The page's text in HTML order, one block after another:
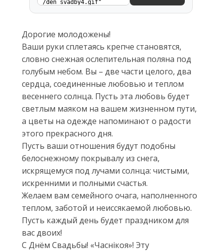
Дорогие молодожены!
Ваши руки сплетаясь крепче становятся,
словно снежная ослепительная поляна под
голубым небом. Вы – две части целого, два
сердца, соединенные любовью и теплом
весеннего солнца. Пусть эта любовь будет
светлым маяком на вашем жизненном пути,
а цветы на одежде напоминают о радости
этого прекрасного дня.
Пусть ваши отношения будут подобны
белоснежному покрывалу из снега,
искрящемуся под лучами солнца: чистыми,
искренними и полными счастья.
Желаем вам семейного очага, наполненного
теплом, заботой и неиссякаемой любовью.
Пусть каждый день будет праздником для
вас двоих!
С Днём Свадьбы! «Часнiкоя»! Эту